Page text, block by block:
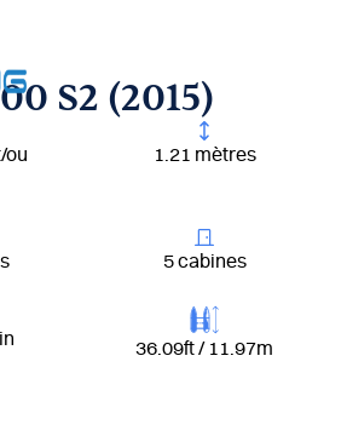
S2 (2015)
ou
1.21 mètres
5 cabines
36.09ft / 11.97m